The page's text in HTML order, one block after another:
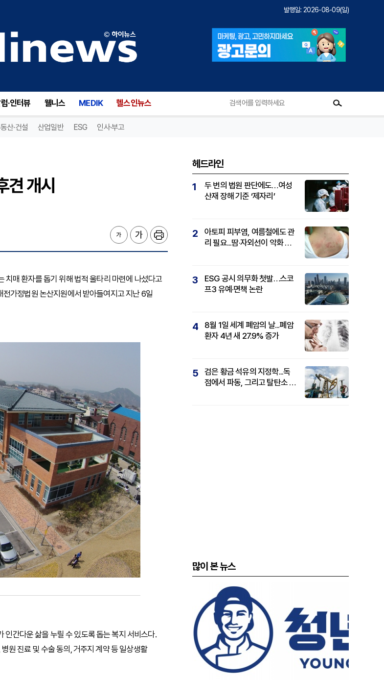
발행일: 2026-08-09(일)
·인터뷰 웰니스 MEDIK 헬스인뉴스
산·건설 산업일반 ESG 인사·부고
견 개시
매 환자를 돕기 위해 법적 울타리 마련에 나섰다고
가정법원 논산지원에서 받아들여지고 지난 6일
간다운 삶을 누릴 수 있도록 돕는 복지 서비스다.
원 진료 및 수술 동의, 거주지 계약 등 일상생활
헤드라인
1
두 번의 법원 판단에도…여성
산재 장해 기준 ‘제자리’
2
아토피 피부염, 여름철에도 관
리 필요...땀·자외선이 악화 요
3
ESG 공시 의무화 첫발…스코
프3 유예·면책 논란
4
8월 1일 세계 폐암의 날...폐암
환자 4년 새 27.9% 증가
5
검은 황금 석유의 지정학...독
점에서 파동, 그리고 탈탄소 패
많이 본 뉴스